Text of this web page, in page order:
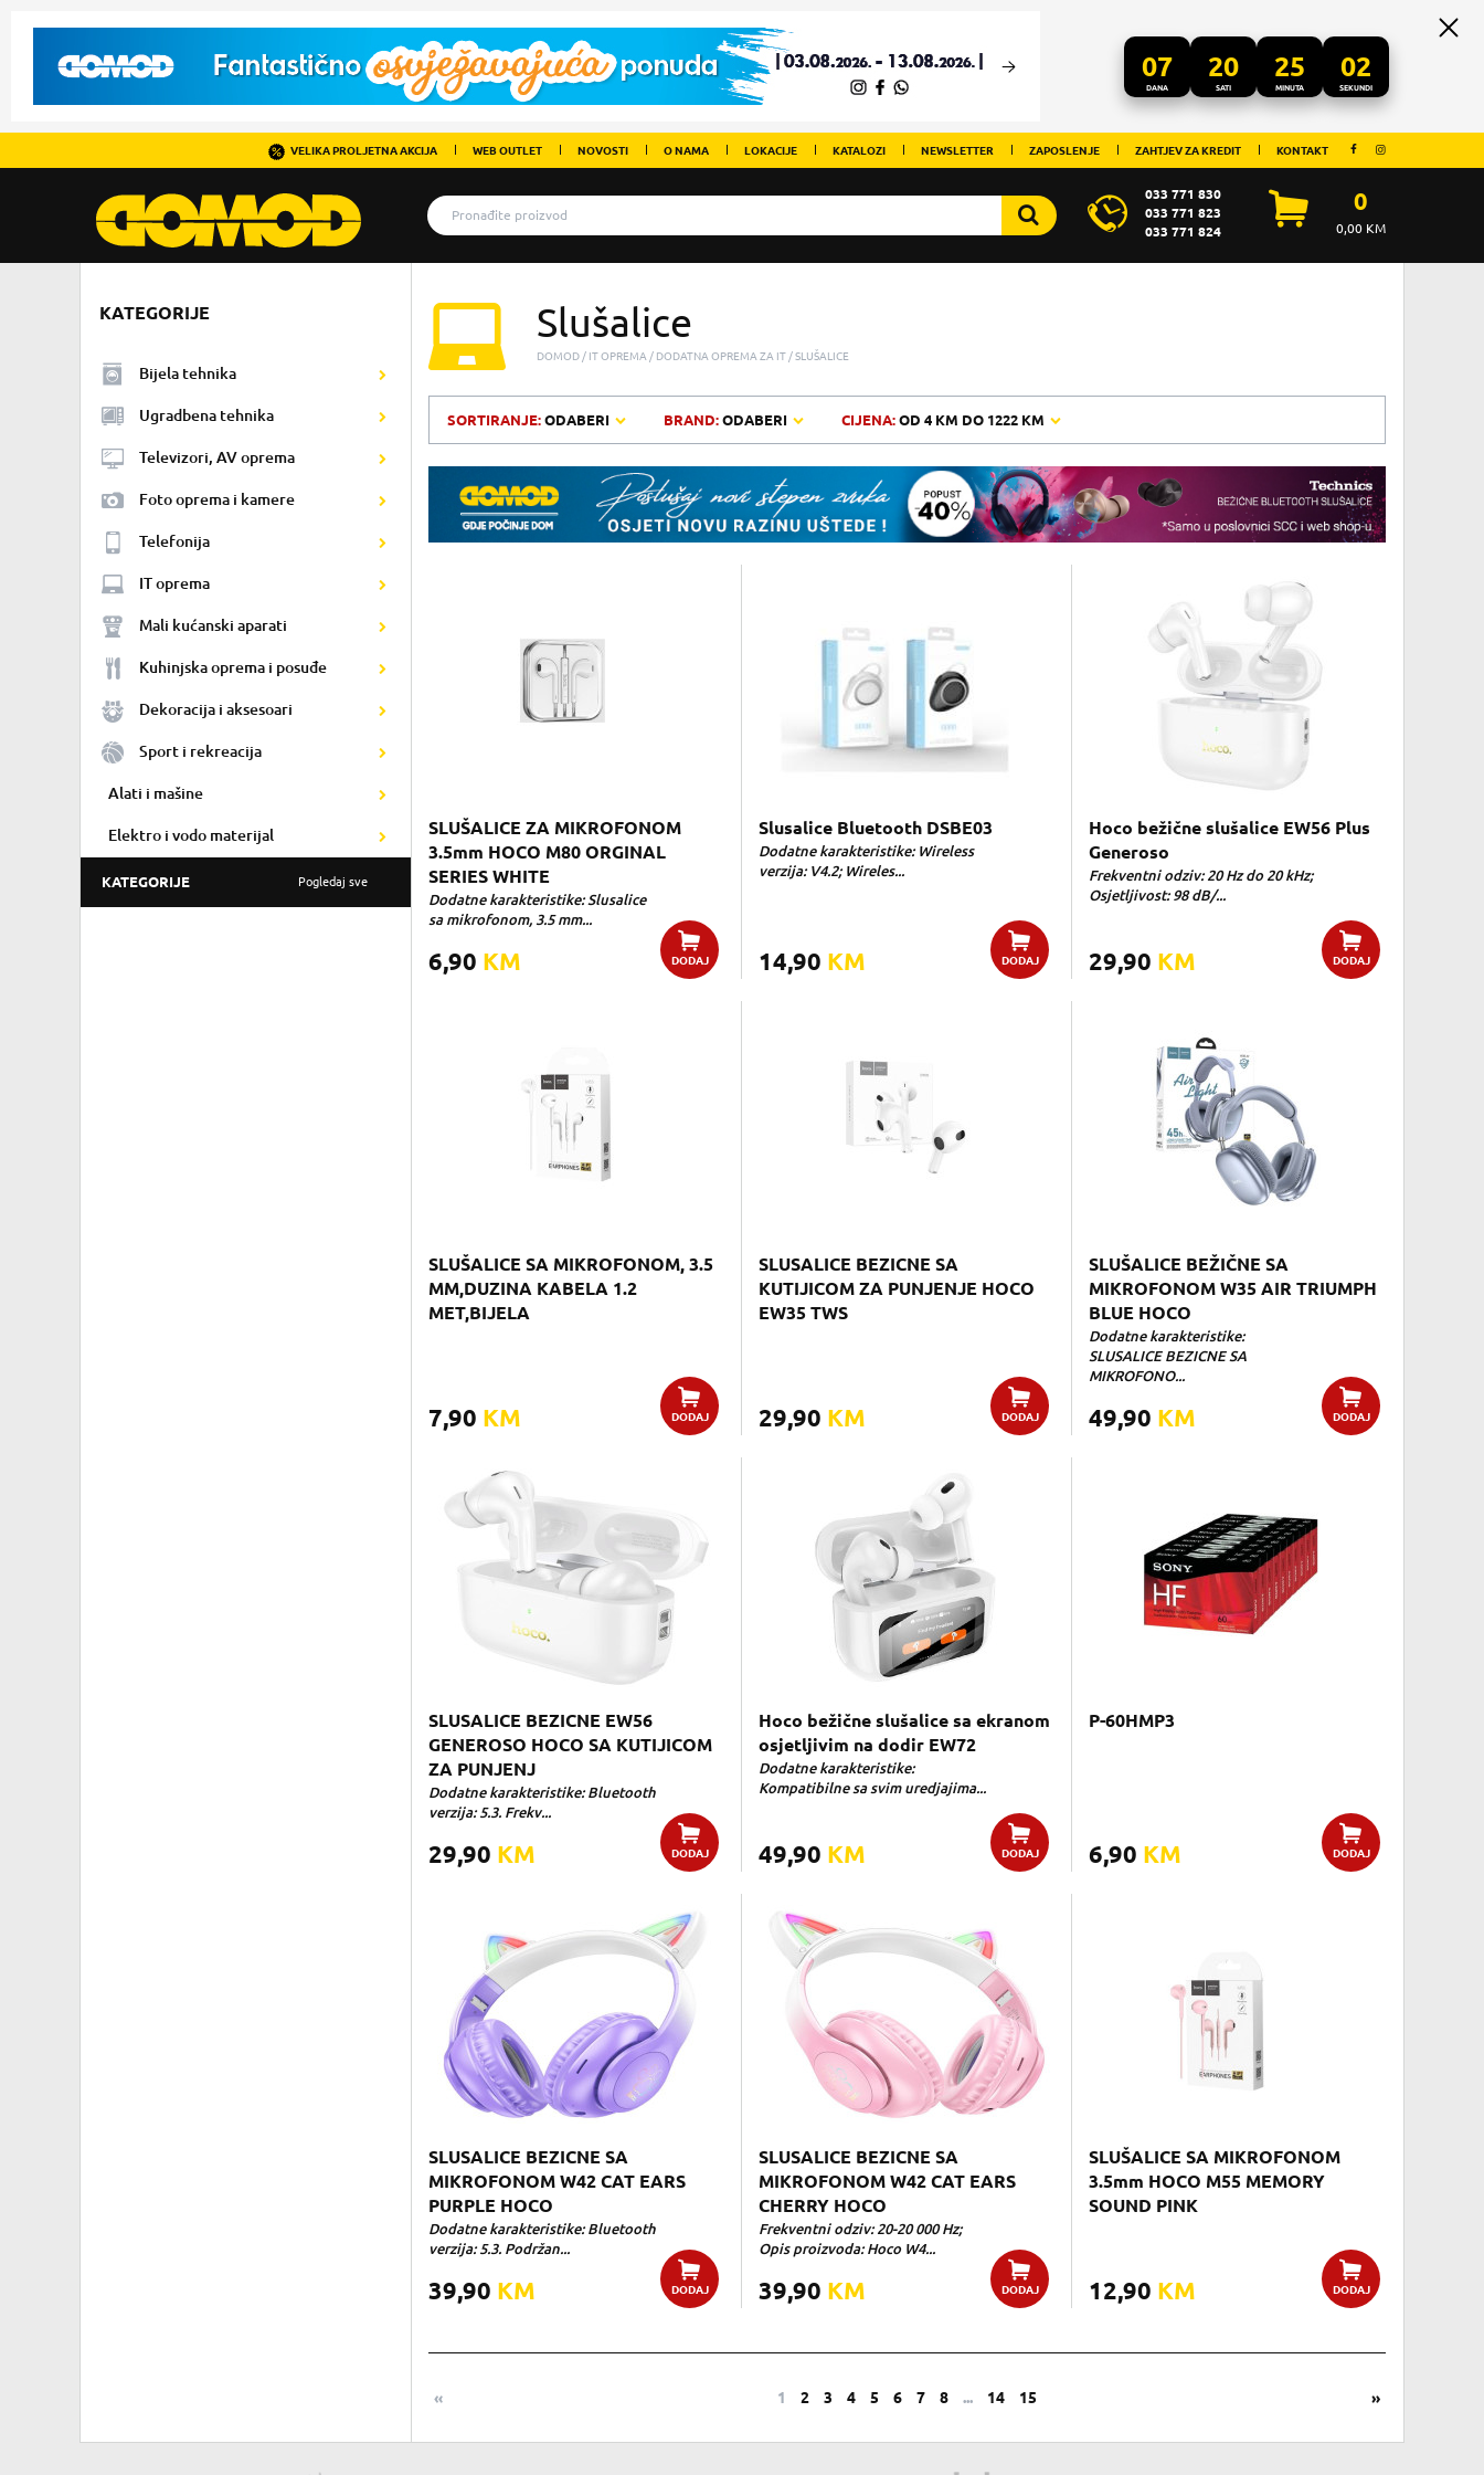
07
DANA
20
SATI
25
MINUTA
01
SEKUNDI
VELIKA PROLJETNA AKCIJA WEB OUTLET NOVOSTI O NAMA LOKACIJE KATALOZI NEWSLETTER ZAPOSLENJE ZAHTJEV ZA KREDIT KONTAKT
033 771 830
033 771 823
033 771 824
0
0,00KM
KATEGORIJE
Bijela tehnika
Ugradbena tehnika
Televizori, AV oprema
Foto oprema i kamere
Telefonija
IT oprema
Mali kućanski aparati
Kuhinjska oprema i posuđe
Dekoracija i aksesoari
Sport i rekreacija
Alati i mašine
Elektro i vodo materijal
KATEGORIJE Pogledaj sve
Slušalice
DOMOD IT OPREMA DODATNA OPREMA ZA IT SLUŠALICE
SORTIRANJE:ODABERI BRAND:ODABERI CIJENA:OD 4 KM DO 1222 KM
SLUŠALICE ZA MIKROFONOM
3.5mm HOCO M80 ORGINAL
SERIES WHITE
Dodatne karakteristike: Slusalice
sa mikrofonom, 3.5 mm...
6,90 KM DODAJ
Slusalice Bluetooth DSBE03
Dodatne karakteristike: Wireless
verzija: V4.2; Wireles...
14,90 KM DODAJ
Hoco bežične slušalice EW56 Plus
Generoso
Frekventni odziv: 20 Hz do 20 kHz;
Osjetljivost: 98 dB/...
29,90 KM DODAJ
SLUŠALICE SA MIKROFONOM, 3.5
MM,DUZINA KABELA 1.2
MET,BIJELA
7,90 KM DODAJ
SLUSALICE BEZICNE SA
KUTIJICOM ZA PUNJENJE HOCO
EW35 TWS
29,90 KM DODAJ
SLUŠALICE BEŽIČNE SA
MIKROFONOM W35 AIR TRIUMPH
BLUE HOCO
Dodatne karakteristike:
SLUSALICE BEZICNE SA
MIKROFONO...
49,90 KM DODAJ
SLUSALICE BEZICNE EW56
GENEROSO HOCO SA KUTIJICOM
ZA PUNJENJ
Dodatne karakteristike: Bluetooth
verzija: 5.3. Frekv...
29,90 KM DODAJ
Hoco bežične slušalice sa ekranom
osjetljivim na dodir EW72
Dodatne karakteristike:
Kompatibilne sa svim uredjajima...
49,90 KM DODAJ
P-60HMP3
6,90 KM DODAJ
SLUSALICE BEZICNE SA
MIKROFONOM W42 CAT EARS
PURPLE HOCO
Dodatne karakteristike: Bluetooth
verzija: 5.3. Podržan...
39,90 KM DODAJ
SLUSALICE BEZICNE SA
MIKROFONOM W42 CAT EARS
CHERRY HOCO
Frekventni odziv: 20-20 000 Hz;
Opis proizvoda: Hoco W4...
39,90 KM DODAJ
SLUŠALICE SA MIKROFONOM
3.5mm HOCO M55 MEMORY
SOUND PINK
12,90 KM DODAJ
« 1 2 3 4 5 6 7 8 ... 14 15 »